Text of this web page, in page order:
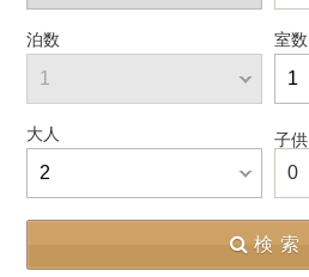
泊数 室数
大人 子供
0
検索